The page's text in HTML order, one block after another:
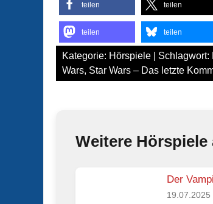
teilen teilen
teilen teilen
Kategorie: Hörspiele | Schlagwort:
Wars, Star Wars – Das letzte
Weitere
Der
19.07.2025